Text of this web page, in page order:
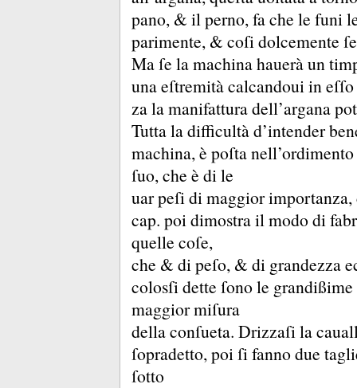
pano, & il perno, fa che le funi
parimente, & coſi dolcemente
Ma ſe la machina hauerà un
una eſtremità calcandoui in
za la manifattura dell’argana
Tutta la difficultà d’intender
machina, è poſta
ſuo, che è di le
uar peſi di maggior
cap. poi dimostra il modo di
quelle coſe,
che & di peſo, & di grandezza
colosſi dette ſono le
maggior miſura
della conſueta. Drizzaſi la
ſopradetto, poi ſi fanno due
ſotto